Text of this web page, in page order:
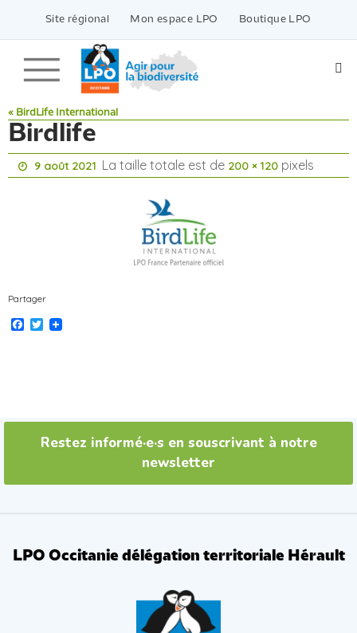
contenu
Site régional Mon espace LPO Boutique LPO
« BirdLife International
Birdlife
9 août 2021 La taille totale est de 200 × 120 pixels
Partager
Facebook
Twitter
Restez informé·e·s en souscrivant à notre
newsletter
LPO Occitanie délégation territoriale Hérault